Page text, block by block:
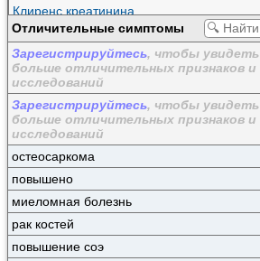
Клиренс креатинина
УЗИ Сердца
ЭКГ
Гормоны прочие
Отличительные симптомы
Зарегистрируйтесь, чтобы увидеть
больше отличительных признаков и
исследований
Зарегистрируйтесь, чтобы увидеть
больше отличительных признаков и
исследований
остеосаркома
повышено
миеломная болезнь
рак костей
повышение соэ